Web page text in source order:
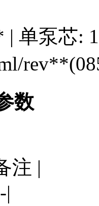
单泵芯:
数
注 |
|